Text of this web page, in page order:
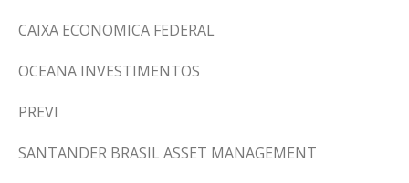
CAIXA ECONOMICA FEDERAL
OCEANA INVESTIMENTOS
PREVI
SANTANDER BRASIL ASSET MANAGEMENT